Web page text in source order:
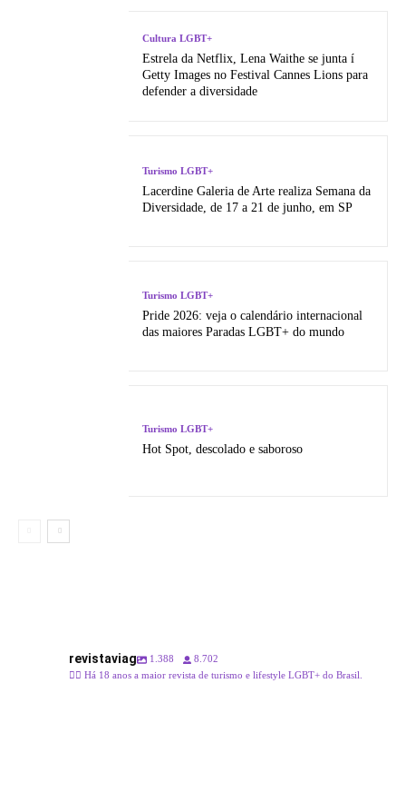
Cultura LGBT+
Estrela da Netflix, Lena Waithe se junta í
Getty Images no Festival Cannes Lions para
defender a diversidade
Turismo LGBT+
Lacerdine Galeria de Arte realiza Semana da
Diversidade, de 17 a 21 de junho, em SP
Turismo LGBT+
Pride 2026: veja o calendário internacional
das maiores Paradas LGBT+ do mundo
Turismo LGBT+
Hot Spot, descolado e saboroso
revistaviag 1.388
8.702
🏳️‍🌈 Há 18 anos a maior revista de turismo e lifestyle LGBT+ do Brasil.